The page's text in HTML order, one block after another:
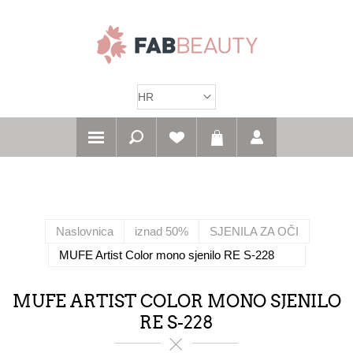
Naslovnica iznad 50%
SJENILA ZA OČI
MUFE Artist Color mono sjenilo RE S-228
MUFE ARTIST COLOR MONO SJENILO
RE S-228